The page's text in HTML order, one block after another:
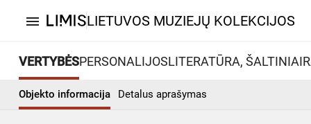
menu LIETUVOS MUZIEJŲ KOLEKCIJOS
VERTYBĖSPERSONALIJOSLITERATŪRA, ŠALTINIAI
Objekto informacija Detalus aprašymas